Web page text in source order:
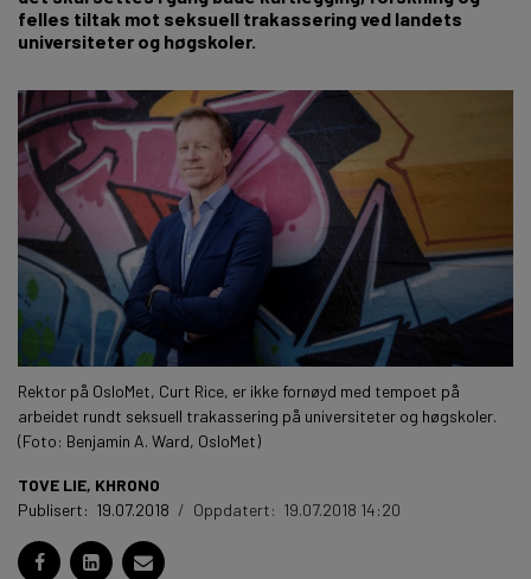
felles tiltak mot seksuell trakassering ved landets
universiteter og høgskoler.
Rektor på OsloMet, Curt Rice, er ikke fornøyd med tempoet på
arbeidet rundt seksuell trakassering på universiteter og høgskoler.
(Foto: Benjamin A. Ward, OsloMet)
TOVE LIE, KHRONO
Publisert: 19.07.2018 / Oppdatert: 19.07.2018 14:20